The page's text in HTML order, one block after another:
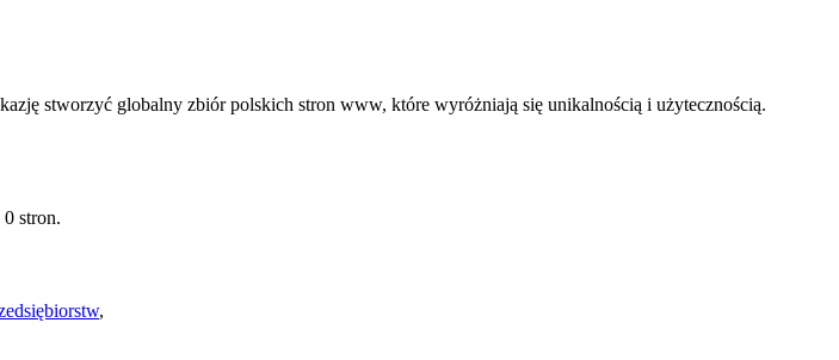
stworzyć globalny zbiór polskich stron www, które wyróżniają się unikalnością i użytecznością.
stron.
,